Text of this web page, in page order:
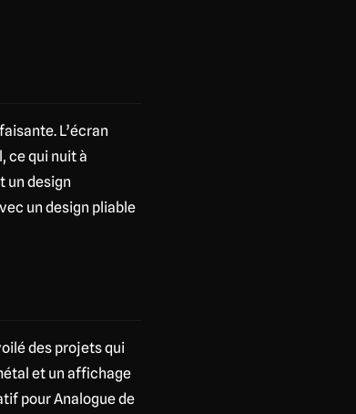
L’écran
ce qui nuit à
un design
un design pliable
des projets qui
et un affichage
pour Analogue de